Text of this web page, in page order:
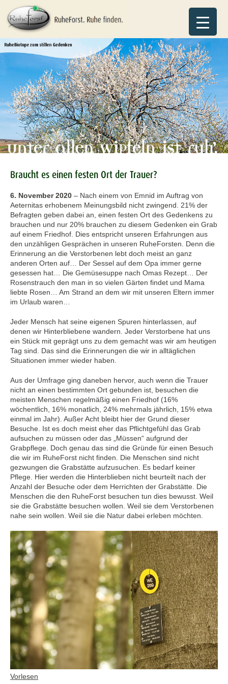
Braucht es einen festen Ort der Trauer?
6. November 2020 – Nach einem von Emnid im Auftrag von
Aeternitas erhobenem Meinungsbild nicht zwingend. 21% der
Befragten geben dabei an, einen festen Ort des Gedenkens zu
brauchen und nur 20% brauchen zu diesem Gedenken ein Grab
auf einem Friedhof. Dies entspricht unseren Erfahrungen aus
den unzähligen Gesprächen in unseren RuheForsten. Denn die
Erinnerung an die Verstorbenen lebt doch meist an ganz
anderen Orten auf… Der Sessel auf dem Opa immer gerne
gesessen hat… Die Gemüsesuppe nach Omas Rezept… Der
Rosenstrauch den man in so vielen Gärten findet und Mama
liebte Rosen… Am Strand an dem wir mit unseren Eltern immer
im Urlaub waren…
Jeder Mensch hat seine eigenen Spuren hinterlassen, auf
denen wir Hinterbliebene wandern. Jeder Verstorbene hat uns
ein Stück mit geprägt uns zu dem gemacht was wir am heutigen
Tag sind. Das sind die Erinnerungen die wir in alltäglichen
Situationen immer wieder haben.
Aus der Umfrage ging daneben hervor, auch wenn die Trauer
nicht an einen bestimmten Ort gebunden ist, besuchen die
meisten Menschen regelmäßig einen Friedhof (16%
wöchentlich, 16% monatlich, 24% mehrmals jährlich, 15% etwa
einmal im Jahr). Außer Acht bleibt hier der Grund dieser
Besuche. Ist es doch meist eher das Pflichtgefühl das Grab
aufsuchen zu müssen oder das „Müssen“ aufgrund der
Grabpflege. Doch genau das sind die Gründe für einen Besuch
die wir im RuheForst nicht finden. Die Menschen sind nicht
gezwungen die Grabstätte aufzusuchen. Es bedarf keiner
Pflege. Hier werden die Hinterblieben nicht beurteilt nach der
Anzahl der Besuche oder dem Herrichten der Grabstätte. Die
Menschen die den RuheForst besuchen tun dies bewusst. Weil
sie die Grabstätte besuchen wollen. Weil sie dem Verstorbenen
nahe sein wollen. Weil sie die Natur dabei erleben möchten.
Vorlesen